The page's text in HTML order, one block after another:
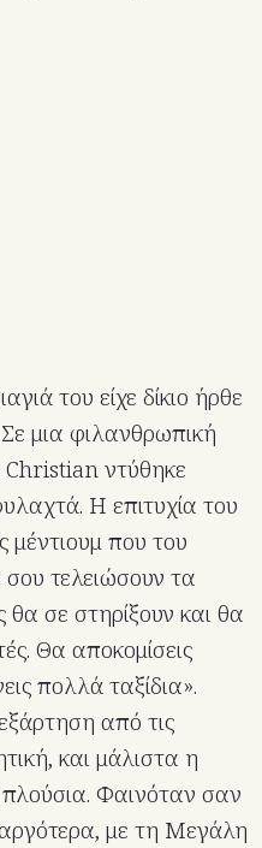
του είχε δίκιο ήρθε
μια φιλανθρωπική
Christian ντύθηκε
Η επιτυχία του
που του
τελειώσουν τα
σε στηρίξουν και θα
Θα αποκομίσεις
πολλά ταξίδια».
από τις
και μάλιστα η
Φαινόταν σαν
με τη Μεγάλη